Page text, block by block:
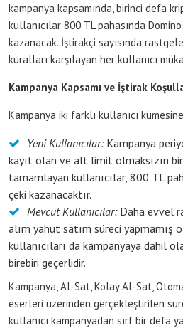
kampanya kapsamında, birinci defa
kullanıcılar 800 TL pahasında
kazanacak. İştirakçi sayısında
kuralları karşılayan her kullanıcı
Kampanya Kapsamı ve İştirak
Kampanya iki farklı kullanıcı kümesine
Yeni Kullanıcılar:Kampanya
kayıt olan ve alt limit olmaksızın
tamamlayan kullanıcılar, 800 TL
çeki kazanacaktır.
Mevcut Kullanıcılar:Daha evvel
alım yahut satım süreci yapmamış
kullanıcıları da kampanyaya dahil
birebiri geçerlidir.
Kampanya, Al-Sat, Kolay Al-Sat,
eserleri üzerinden gerçekleştirilen
kullanıcı kampanyadan sırf bir defa